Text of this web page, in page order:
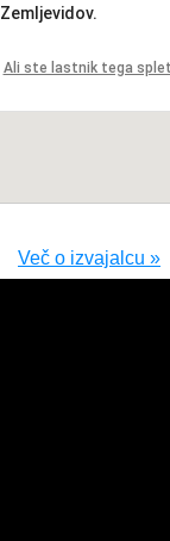
Zemljevidov.
Ali ste lastnik tega
Več o izvajalcu »